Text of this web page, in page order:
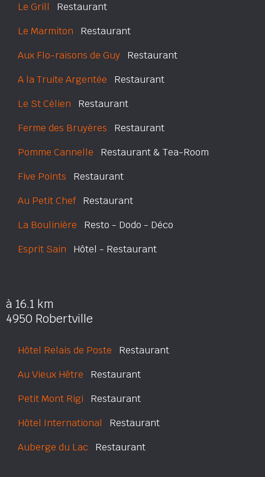
Le Grill Restaurant
Le Marmiton Restaurant
Aux Flo-raisons de Guy Restaurant
A la Truite Argentée Restaurant
Le St Célien Restaurant
Ferme des Bruyères Restaurant
Pomme Cannelle Restaurant & Tea-Room
Five Points Restaurant
Au Petit ChefRestaurant
La Boulinière Resto - Dodo - Déco
Esprit Sain Hôtel - Restaurant
à 16.1 km
4950 Robertville
Hôtel Relais de Poste Restaurant
Au Vieux Hêtre Restaurant
Petit Mont Rigi Restaurant
Hôtel International Restaurant
Auberge du Lac Restaurant